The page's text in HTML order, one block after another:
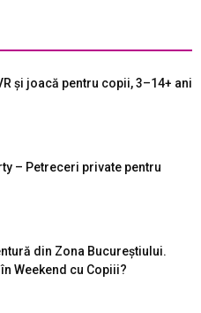
și joacă pentru copii, 3–14+ ani
– Petreceri private pentru
din Zona Bucureştiului.
Weekend cu Copiii?